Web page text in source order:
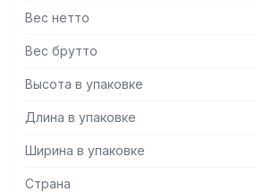
— Бескаркасный
0,8мм
— Поставляется в собранном виде
Вес нетто
Вес брутто
Высота в упаковке
Длина в упаковке
Ширина в упаковке
Страна